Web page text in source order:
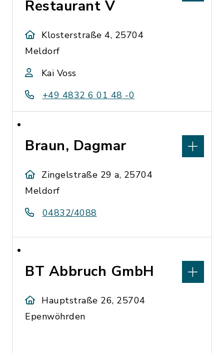
Restaurant V
Klosterstraße 4, 25704
Meldorf
Kai Voss
+49 4832 6 01 48 -0
Braun, Dagmar
Zingelstraße 29 a, 25704
Meldorf
04832/4088
BT Abbruch GmbH
Hauptstraße 26, 25704
Epenwöhrden